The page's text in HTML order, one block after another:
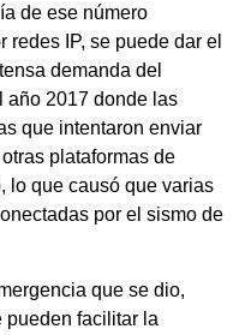
de ese número
IP, se puede dar el
demanda del
año 2017 donde las
que intentaron enviar
plataformas de
lo que causó que varias
por el sismo de
que se dio,
facilitar la